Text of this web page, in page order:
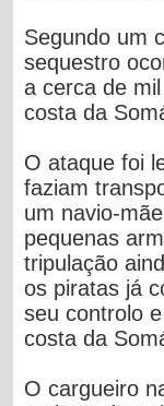
Segundo um
sequestro
a cerca de
costa da
O ataque foi
faziam
um navio-
pequenas
tripulação
os piratas já
seu controlo
costa da
O cargueiro